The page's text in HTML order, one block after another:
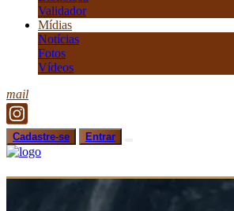
Validador
Mídias
Notícias
Fotos
Vídeos
mail
Cadastre-se Entrar